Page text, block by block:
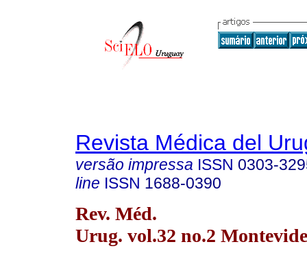
Revista Médica del
versão impressa ISSN 0303-
line ISSN 1688-0390
Rev. Méd.
Urug. vol.32 no.2